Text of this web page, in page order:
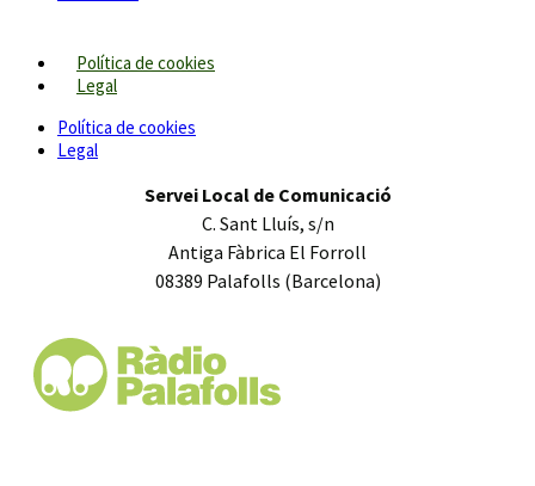
Política de cookies
Legal
Política de cookies
Legal
Servei Local de Comunicació
C. Sant Lluís, s/n
Antiga Fàbrica El Forroll
08389 Palafolls (Barcelona)